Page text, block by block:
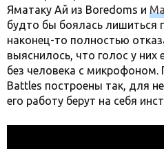
Яматаку Ай из Boredoms и
будто бы боялась лишиться
наконец-то полностью
выяснилось, что голос у них
без человека с
Battles построены так, для
его работу берут на себя